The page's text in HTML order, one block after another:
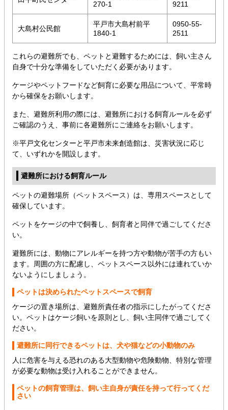
270-1
9211
大島村公民館
平戸市大島村前平
1840-1
0950-55-
2511
これらの避難所でも、ペットと避難するためには、飼い主さん
自身で十分な準備をしていただく必要があります。
ケージやペットフードなど飼育に必要な用品について、平常時
から確保をお願いします。
また、避難所利用の際には、避難所における飼育ルールを必ず
ご確認のうえ、事前に各避難所にご連絡をお願いします。
※平戸文化センターと平戸市未来創造館は、災害状況に応じ
て、いずれかを開設します。
避難所における飼育ルール
ペットの避難場所（ペットスペース）は、専用スペースとして
確保しています。
ペットをケージの中で飼養し、飼育者と同伴で過ごしてくださ
い。
避難所には、動物にアレルギーを持つ方や動物が苦手の方もい
ます。周囲の方に配慮し、ペットスペース以外には連れていか
ないようにしましょう。
ペットは決められたペットスペースで飼育
ケージの置き場所は、避難所責任者の指示にしたがってくださ
い。ペットはケージ飼いを原則とし、飼い主同伴で過ごしてく
ださい。
避難所に同行できるペットは、犬や猫などの小動物のみ
人に危害を与える恐れのある大型動物や危険動物、特別な管理
が必要な動物は受け入れることができません。
ペットの飼育管理は、飼い主自身が責任を持って行ってくだ
さい